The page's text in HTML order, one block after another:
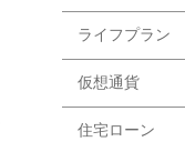
ライフプラン
仮想通貨
住宅ローン